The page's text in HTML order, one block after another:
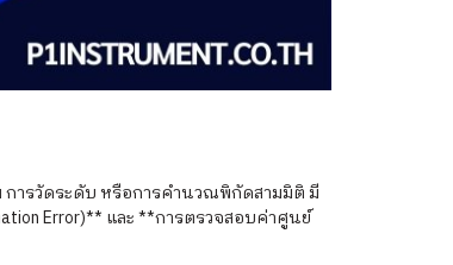
การวัดระดับ หรือการคำนวณพิกัดสามมิติ มี
Error)** และ **การตรวจสอบค่าศูนย์